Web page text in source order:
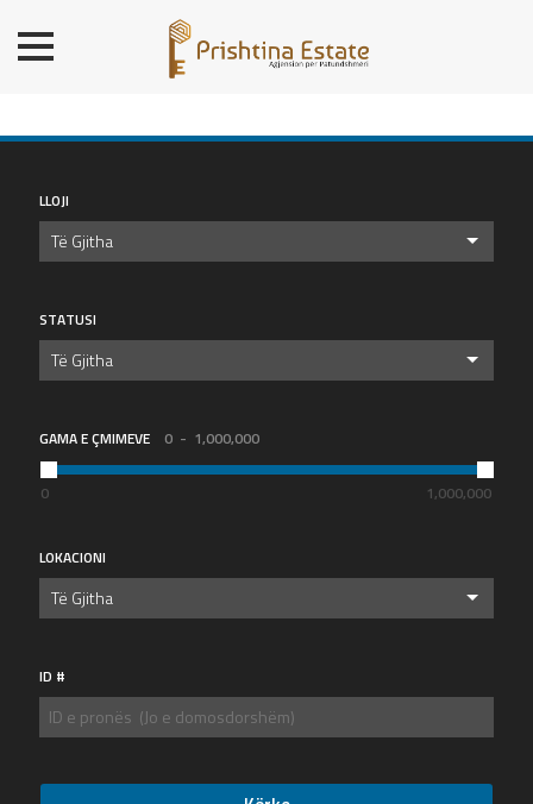
TROJE
OBJ. AFARISTE/DEPO
PREMIUM
KONTAKT
LLOJI
Të Gjitha
STATUSI
Të Gjitha
GAMA E ÇMIMEVE 0 1,000,000
0 1,000,000
LOKACIONI
Të Gjitha
ID #